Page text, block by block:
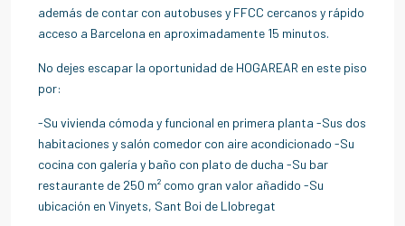
además de contar con autobuses y FFCC cercanos y rápido
acceso a Barcelona en aproximadamente 15 minutos.
No dejes escapar la oportunidad de HOGAREAR en este piso
por:
-Su vivienda cómoda y funcional en primera planta -Sus dos
habitaciones y salón comedor con aire acondicionado -Su
cocina con galería y baño con plato de ducha -Su bar
restaurante de 250 m² como gran valor añadido -Su
ubicación en Vinyets, Sant Boi de Llobregat